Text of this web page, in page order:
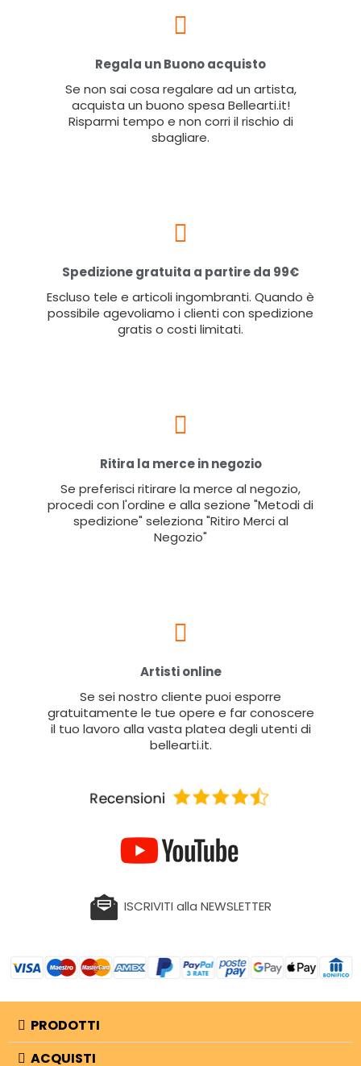
Regala un Buono acquisto
Se non sai cosa regalare ad un artista,
acquista un buono spesa Bellearti.it!
Risparmi tempo e non corri il rischio di
sbagliare.
Spedizione gratuita a partire da 99€
Escluso tele e articoli ingombranti. Quando è
possibile agevoliamo i clienti con spedizione
gratis o costi limitati.
Ritira la merce in negozio
Se preferisci ritirare la merce al negozio,
procedi con l'ordine e alla sezione "Metodi di
spedizione" seleziona "Ritiro Merci al
Negozio"
Artisti online
Se sei nostro cliente puoi esporre
gratuitamente le tue opere e far conoscere
il tuo lavoro alla vasta platea degli utenti di
bellearti.it.
ISCRIVITI alla NEWSLETTER
PRODOTTI
ACQUISTI